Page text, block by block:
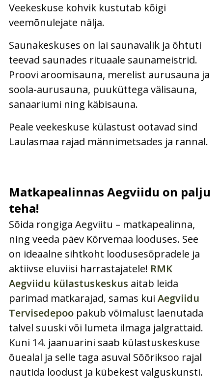
Veekeskuse kohvik kustutab kõigi
veemõnulejate nälja.
Saunakeskuses on lai saunavalik ja õhtuti
teevad saunades rituaale saunameistrid.
Proovi aroomisauna, merelist aurusauna ja
soola-aurusauna, puuküttega välisauna,
sanaariumi ning käbisauna.
Peale veekeskuse külastust ootavad sind
Laulasmaa rajad männimetsades ja rannal.
Matkapealinnas Aegviidu on palju
teha!
Sõida rongiga Aegviitu – matkapealinna,
ning veeda päev Kõrvemaa looduses. See
on ideaalne sihtkoht loodusesõpradele ja
aktiivse eluviisi harrastajatele! RMK
Aegviidu külastuskeskus aitab leida
parimad matkarajad, samas kui Aegviidu
Tervisedepoo pakub võimalust laenutada
talvel suuski või lumeta ilmaga jalgrattaid.
Kuni 14. jaanuarini saab külastuskeskuse
õuealal ja selle taga asuval Sõõriksoo rajal
nautida loodust ja kübekest valguskunsti.